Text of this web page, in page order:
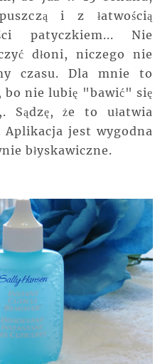
i z łatwością
patyczkiem... Nie
dłoni, niczego nie
czasu. Dla mnie to
bo nie lubię "bawić" się
Sądzę, że to ułatwia
Aplikacja jest wygodna
błyskawiczne.